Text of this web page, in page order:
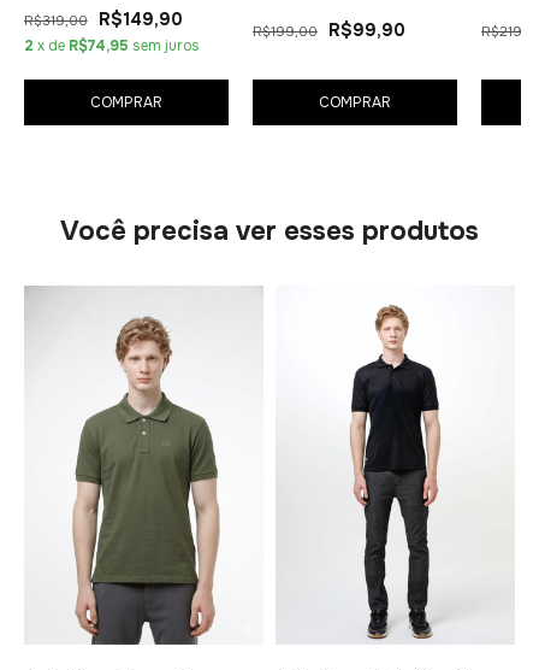
R$319,00 R$149,90
2 x de R$74,95 sem juros
COMPRAR
R$199,00 R$99,90
COMPRAR
Você precisa ver esses produtos